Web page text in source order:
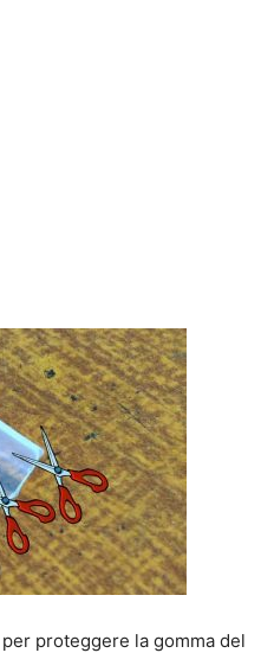
proteggere la gomma del